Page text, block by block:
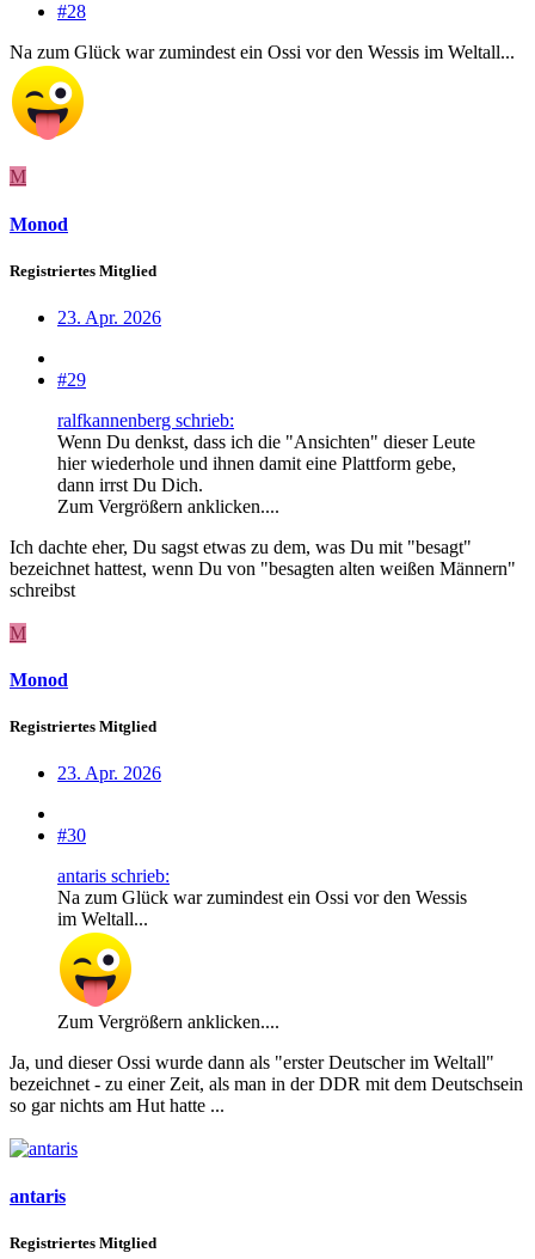
#28
Na zum Glück war zumindest ein Ossi vor den Wessis im Weltall...
M
Monod
Registriertes Mitglied
23. Apr. 2026
#29
ralfkannenberg schrieb:
Wenn Du denkst, dass ich die "Ansichten" dieser Leute
hier wiederhole und ihnen damit eine Plattform gebe,
dann irrst Du Dich.
Zum Vergrößern anklicken....
Ich dachte eher, Du sagst etwas zu dem, was Du mit "besagt"
bezeichnet hattest, wenn Du von "besagten alten weißen Männern"
schreibst
M
Monod
Registriertes Mitglied
23. Apr. 2026
#30
antaris schrieb:
Na zum Glück war zumindest ein Ossi vor den Wessis
im Weltall...
Zum Vergrößern anklicken....
Ja, und dieser Ossi wurde dann als "erster Deutscher im Weltall"
bezeichnet - zu einer Zeit, als man in der DDR mit dem Deutschsein
so gar nichts am Hut hatte ...
antaris
Registriertes Mitglied